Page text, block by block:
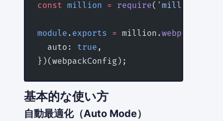
const million = require( 'million/
module . exports = million.webpack
  auto:
true ,
})(webpackConfig);
基本的な使い方
自動最適化（Auto Mode）